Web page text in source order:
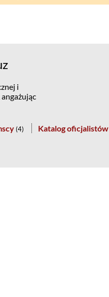
i
(4) Katalog oficjalistów